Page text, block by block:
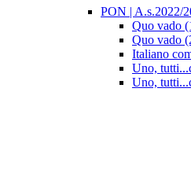
PON | A.s.2022/
Quo vado
Quo vado
Italiano
Uno,
Uno,